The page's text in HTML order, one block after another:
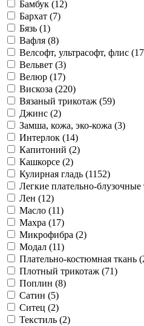
Бамбук (12)
Бархат (7)
Бязь (1)
Вафля (8)
Велсофт, ультрасофт, флис (17
Вельвет (3)
Велюр (17)
Вискоза (220)
Вязаный трикотаж (59)
Джинс (2)
Замша, кожа, эко-кожа (3)
Интерлок (14)
Капитоний (2)
Кашкорсе (2)
Кулирная гладь (1152)
Легкие плательно-блузочные
Лен (12)
Масло (11)
Махра (17)
Микрофибра (2)
Модал (11)
Плательно-костюмная ткань (
Плотный трикотаж (71)
Поплин (8)
Сатин (5)
Ситец (2)
Текстиль (2)